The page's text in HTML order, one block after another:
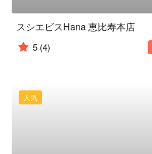
スシエビスHana 恵比寿本店
5 (4)
人気